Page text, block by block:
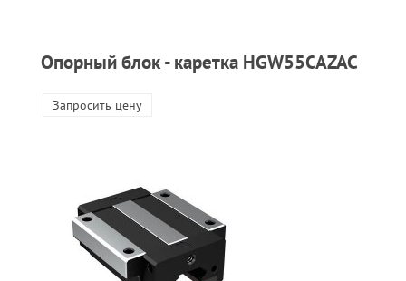
Опорный блок - каретка HGW55CAZAC
Запросить цену